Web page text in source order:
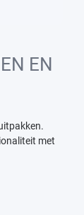
EN
met